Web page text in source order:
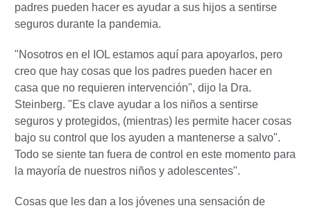
padres pueden hacer es ayudar a sus hijos a sentirse
seguros durante la pandemia.
"Nosotros en el IOL estamos aquí para apoyarlos, pero
creo que hay cosas que los padres pueden hacer en
casa que no requieren intervención", dijo la Dra.
Steinberg. "Es clave ayudar a los niños a sentirse
seguros y protegidos, (mientras) les permite hacer cosas
bajo su control que los ayuden a mantenerse a salvo".
Todo se siente tan fuera de control en este momento para
la mayoría de nuestros niños y adolescentes".
Cosas que les dan a los jóvenes una sensación de